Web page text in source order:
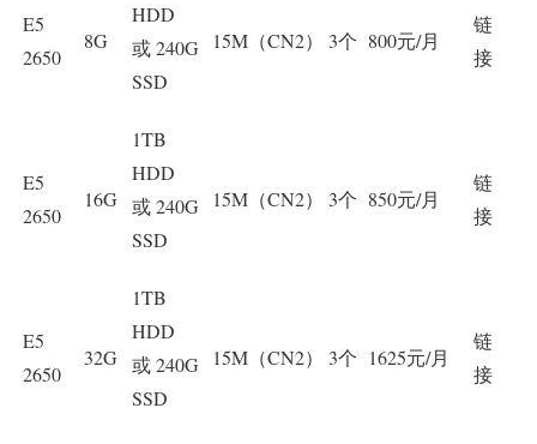
E5
2650
8G
HDD
或 240G
SSD
15M（CN2） 3个 800元/月
链
接
E5
2650
16G
1TB
HDD
或 240G
SSD
15M（CN2） 3个 850元/月
链
接
E5
2650
32G
1TB
HDD
或 240G
SSD
15M（CN2） 3个 1625元/月
链
接